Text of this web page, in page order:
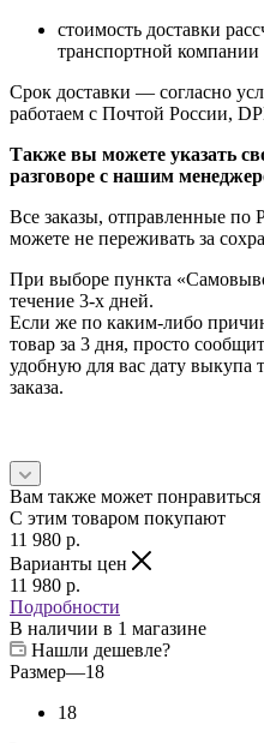
стоимость доставки
транспортной компании
Срок доставки — согласно
работаем с Почтой России,
Также вы можете указать
разговоре с нашим
Все заказы, отправленные по
можете не переживать за
При выборе пункта
течение 3-х дней.
Если же по каким-либо
товар за 3 дня, просто
удобную для вас дату выкупа
заказа.
Вам также может понравиться
С этим товаром покупают
11 980 p.
Варианты цен
11 980 p.
Подробности
В наличии в 1 магазине
Нашли дешевле?
Размер—18
18